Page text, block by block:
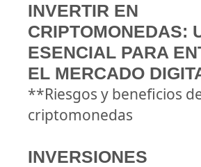
INVERTIR EN
CRIPTOMONEDAS:
ESENCIAL PARA
EL MERCADO
**Riesgos y beneficios
criptomonedas
INVERSIONES